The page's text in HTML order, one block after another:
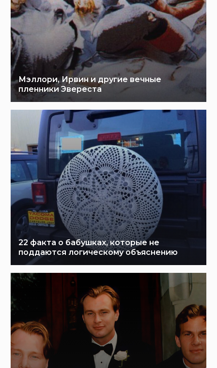
Мэллори, Ирвин и другие вечные
пленники Эвереста
22 факта о бабушках, которые не
поддаются логическому объяснению